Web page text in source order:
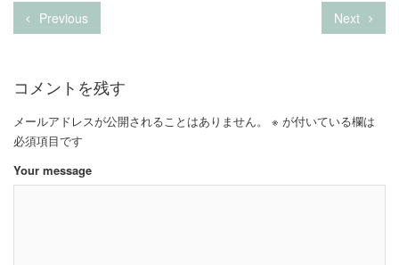
Previous Next
コメントを残す
メールアドレスが公開されることはありません。 ※ が付いている欄は
必須項目です
Your message